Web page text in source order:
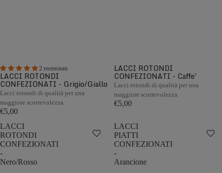
2 recensioni
LACCI ROTONDI
CONFEZIONATI - Grigio/Giallo
Lacci rotondi di qualità per una
maggiore scorrevolezza
€5,00
LACCI ROTONDI
CONFEZIONATI - Caffe'
Lacci rotondi di qualità per una
maggiore scorrevolezza
€5,00
LACCI
ROTONDI
CONFEZIONATI
-
Nero/Rosso
LACCI
PIATTI
CONFEZIONATI
-
Arancione